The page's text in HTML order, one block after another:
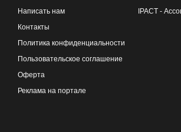
Написать нам
Контакты
Политика конфиденциальности
Пользовательское соглашение
Оферта
Реклама на портале
IPACT -